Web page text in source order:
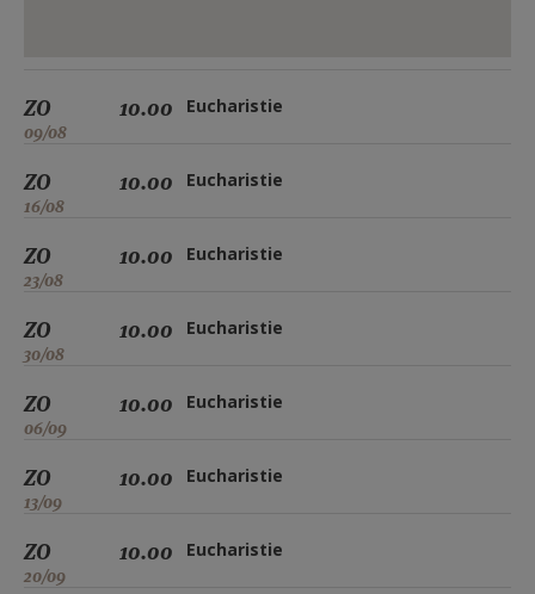
ZO
09/08
10.00 Eucharistie
ZO
16/08
10.00 Eucharistie
ZO
23/08
10.00 Eucharistie
ZO
30/08
10.00 Eucharistie
ZO
06/09
10.00 Eucharistie
ZO
13/09
10.00 Eucharistie
ZO
20/09
10.00 Eucharistie